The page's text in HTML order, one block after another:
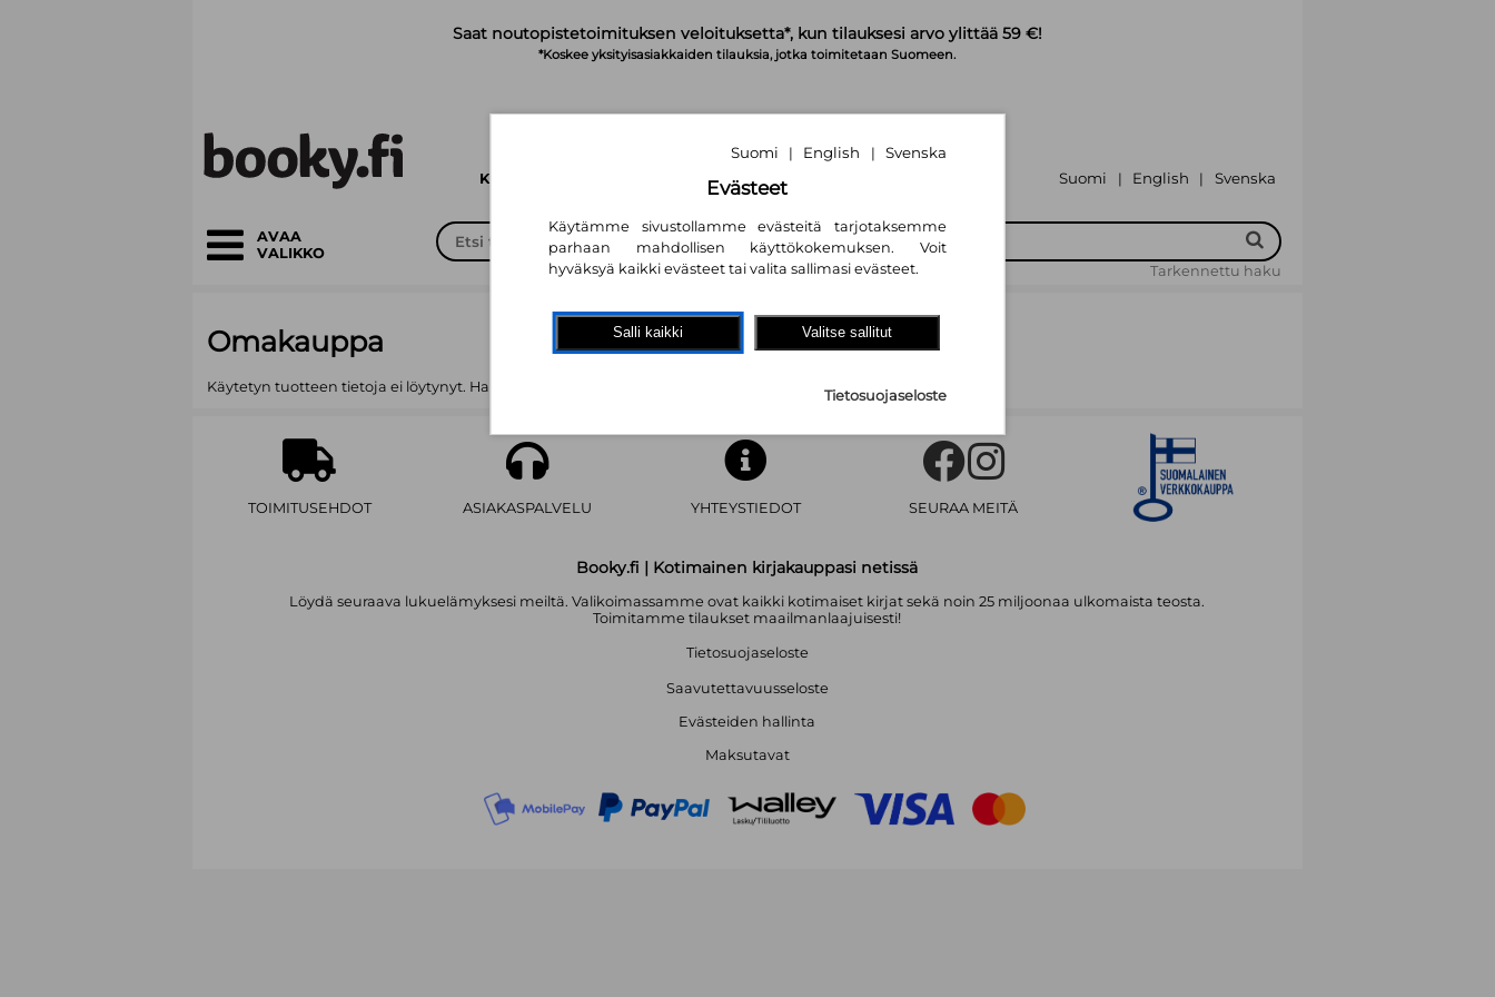
Saat noutopistetoimituksen veloituksetta*, kun tilauksesi arvo ylittää 59 €!
*Koskee yksityisasiakkaiden tilauksia, jotka toimitetaan Suomeen.
KIRJAUDU OSTOSKORI Suomi | English | Svenska
AVAA
VALIKKO
Tarkennettu haku
Omakauppa
Käytetyn tuotteen tietoja ei löytynyt. Hakemaasi käytettyä tuotetta ei ole olemassa tai se on jo myyty.
TOIMITUSEHDOT ASIAKASPALVELU YHTEYSTIEDOT SEURAA MEITÄ
Booky.fi | Kotimainen kirjakauppasi netissä
Löydä seuraava lukuelämyksesi meiltä. Valikoimassamme ovat kaikki kotimaiset kirjat sekä noin 25 miljoonaa ulkomaista teosta.
Toimitamme tilaukset maailmanlaajuisesti!
Tietosuojaseloste
Saavutettavuusseloste
Evästeiden hallinta
Maksutavat
Suomi | English | Svenska
Evästeet
Käytämme sivustollamme evästeitä tarjotaksemme
parhaan mahdollisen käyttökokemuksen. Voit
hyväksyä kaikki evästeet tai valita sallimasi evästeet.
Salli kaikki Valitse sallitut
Tietosuojaseloste